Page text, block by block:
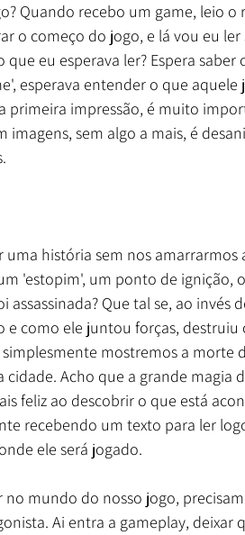
Quando recebo um game, leio o
o começo do jogo, e lá vou eu
eu esperava ler? Espera
esperava entender o que
primeira impressão, é muito
imagens, sem algo a mais, é
história sem nos amarrarmos
'estopim', um ponto de ignição,
assassinada? Que tal se, ao invés
como ele juntou forças, destruiu
mostremos a morte
Acho que a grande magia
feliz ao descobrir o que está
recebendo um texto para ler
ele será jogado.
mundo do nosso jogo,
Ai entra a gameplay, deixar